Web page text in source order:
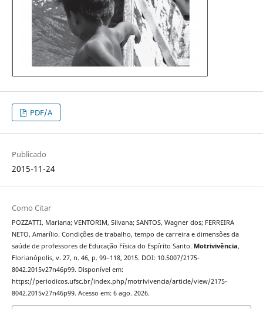
PDF/A
Publicado
2015-11-24
Como Citar
POZZATTI, Mariana; VENTORIM, Silvana; SANTOS, Wagner dos; FERREIRA
NETO, Amarílio. Condições de trabalho, tempo de carreira e dimensões da
saúde de professores de Educação Física do Espírito Santo. Motrivivência,
Florianópolis, v. 27, n. 46, p. 99–118, 2015. DOI: 10.5007/2175-
8042.2015v27n46p99. Disponível em:
https://periodicos.ufsc.br/index.php/motrivivencia/article/view/2175-
8042.2015v27n46p99. Acesso em: 6 ago. 2026.